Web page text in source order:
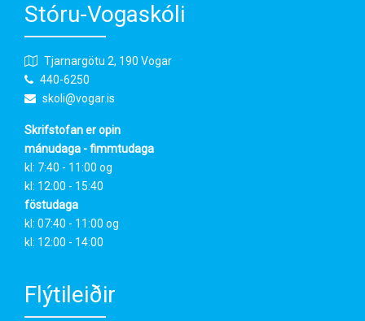
Stóru-Vogaskóli
Tjarnargötu 2, 190 Vogar
440-6250
skoli@vogar.is
Skrifstofan er opin
mánudaga - fimmtudaga
kl: 7:40 - 11:00 og
kl: 12:00 - 15:40
föstudaga
kl: 07:40 - 11:00 og
kl: 12:00 - 14:00
Flýtileiðir